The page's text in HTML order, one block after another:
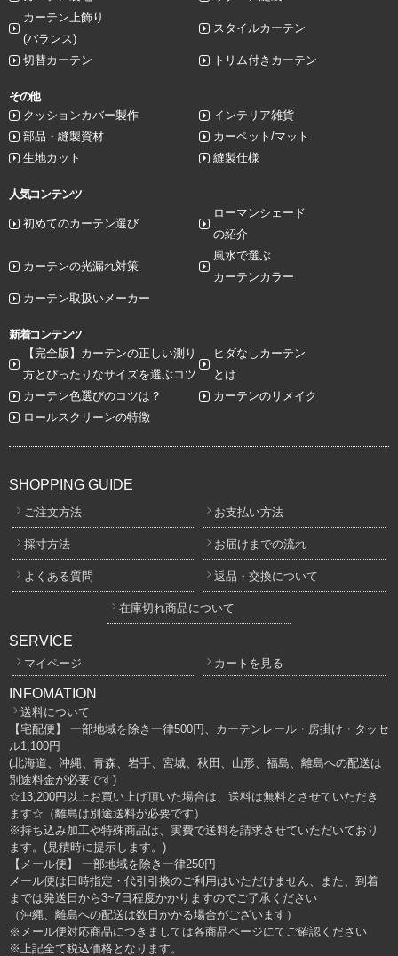
カーテン上飾り
(バランス)
スタイルカーテン
切替カーテン トリム付きカーテン
その他
クッションカバー製作
インテリア雑貨
部品・縫製資材
カーペット/マット
生地カット
縫製仕様
人気コンテンツ
初めてのカーテン選び
ローマンシェード
の紹介
カーテンの光漏れ対策
風水で選ぶ
カーテンカラー
カーテン取扱いメーカー
新着コンテンツ
【完全版】カーテンの正しい測り
方とぴったりなサイズを選ぶコツ
ヒダなしカーテン
とは
カーテン色選びのコツは？
カーテンのリメイク
ロールスクリーンの特徴
SHOPPING GUIDE
ご注文方法 お支払い方法
採寸方法 お届けまでの流れ
よくある質問 返品・交換について
在庫切れ商品について
SERVICE
マイページ カートを見る
INFOMATION
送料について
【宅配便】 一部地域を除き一律500円、カーテンレール・房掛け・タッセ
ル1,100円
(北海道、沖縄、青森、岩手、宮城、秋田、山形、福島、離島への配送は
別途料金が必要です)
☆13,200円以上お買い上げ頂いた場合は、送料は無料とさせていただき
ます☆（離島は別途送料が必要です）
※持ち込み加工や特殊商品は、実費で送料を請求させていただいており
ます。(見積時に提示します。)
【メール便】 一部地域を除き一律250円
メール便は日時指定・代引引換のご利用はいただけません、また、到着
までは発送日から3~7日程度かかりますのでご了承ください
（沖縄、離島への配送は数日かかる場合がございます）
※メール便対応商品につきましては各商品ページにてご確認ください
※上記全て税込価格となります。